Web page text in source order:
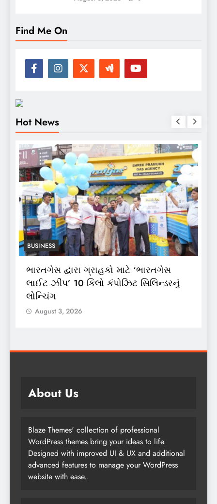
Find Me On
Hot News
BUSINESS
ભારતગેસ દ્વારા ગ્રાહકો માટે ‘ભારતગેસ
લાઈટ ઝીપ’ 10 કિલો કંપોઝિટ સિલિન્ડરનું
લોન્ચિંગ
August 3, 2026
About Us
Blaze Themes' collection of professional
WordPress themes bring your ideas to life.
Designed with improved UI & UX and additional
advanced features to manage your WordPress
website with ease..